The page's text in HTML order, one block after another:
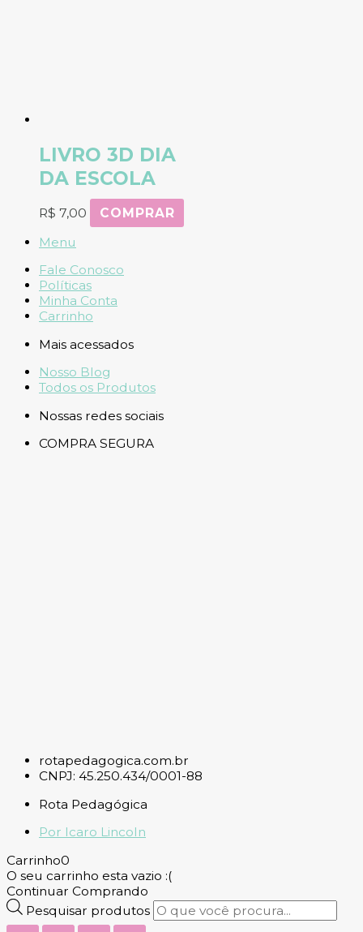
LIVRO 3D DIA
DA ESCOLA
R$ 7,00
COMPRAR
Menu
Fale Conosco
Políticas
Minha Conta
Carrinho
Mais acessados
Nosso Blog
Todos os Produtos
Nossas redes sociais
COMPRA SEGURA
rotapedagogica.com.br
CNPJ: 45.250.434/0001-88
Rota Pedagógica
Por Icaro Lincoln
Carrinho0
O seu carrinho esta vazio :(
Continuar Comprando
Pesquisar produtos